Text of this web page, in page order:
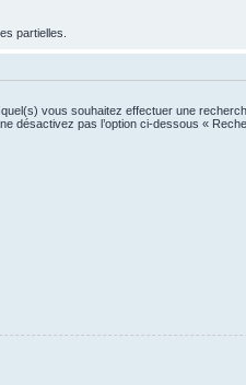
partielles.
vous souhaitez effectuer une
désactivez pas l’option ci-dessous «